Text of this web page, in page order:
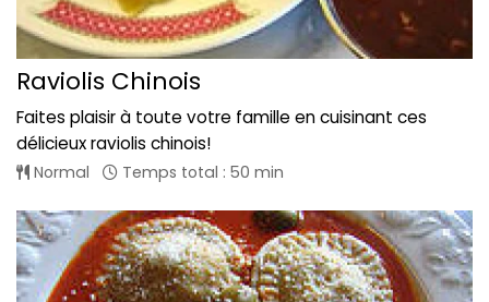
Raviolis Chinois
Faites plaisir à toute votre famille en cuisinant ces
délicieux raviolis chinois!
Normal Temps total : 50 min